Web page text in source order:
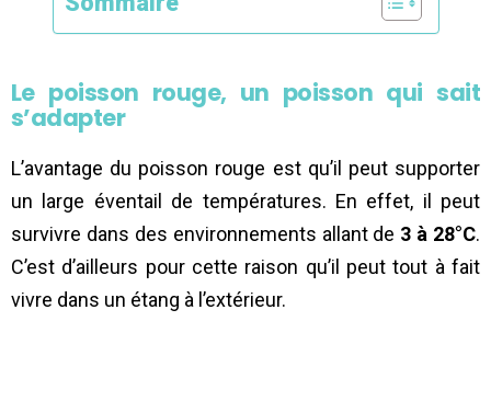
Le poisson rouge, un poisson qui sait
s’adapter
L’avantage du poisson rouge est qu’il peut supporter
un large éventail de températures. En effet, il peut
survivre dans des environnements allant de 3 à 28°C.
C’est d’ailleurs pour cette raison qu’il peut tout à fait
vivre dans un étang à l’extérieur.